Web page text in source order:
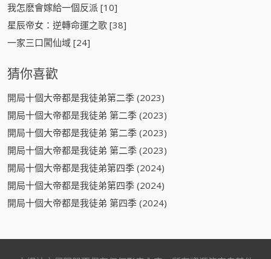
我怎麽會嫁給一個反派 [10]
星辰帝女：逆轉命運之歌 [38]
一家三口闖仙域 [24]
猜你喜歡
開局十個大帝都是我徒弟第二季 (2023)
開局十個大帝都是我徒弟 第二季 (2023)
開局十個大帝都是我徒弟 第二季 (2023)
開局十個大帝都是我徒弟 第二季 (2023)
開局十個大帝都是我徒弟第四季 (2024)
開局十個大帝都是我徒弟第四季 (2024)
開局十個大帝都是我徒弟 第四季 (2024)